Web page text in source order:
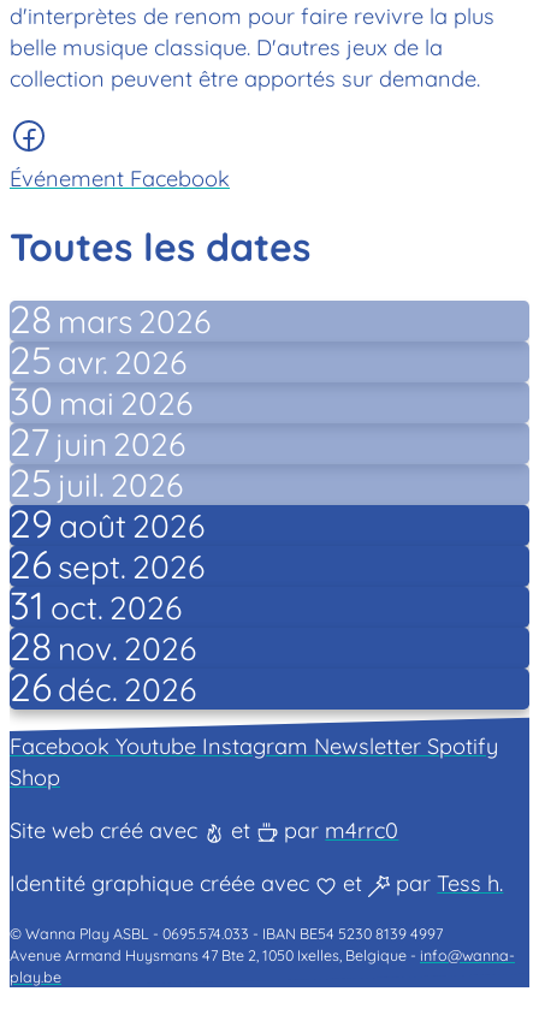
d'interprètes de renom pour faire revivre la plus
belle musique classique. D'autres jeux de la
collection peuvent être apportés sur demande.
Événement Facebook
Toutes les dates
28 mars 2026
25 avr. 2026
30 mai 2026
27 juin 2026
25 juil. 2026
29 août 2026
26 sept. 2026
31 oct. 2026
28 nov. 2026
26 déc. 2026
Facebook Youtube Instagram Newsletter Spotify
Shop
Site web créé avec
et par m4rrc0
Identité graphique créée avec
et parTess h.
© Wanna Play ASBL - 0695.574.033 - IBAN BE54 5230 8139 4997
Avenue Armand Huysmans 47 Bte 2, 1050 Ixelles, Belgique -